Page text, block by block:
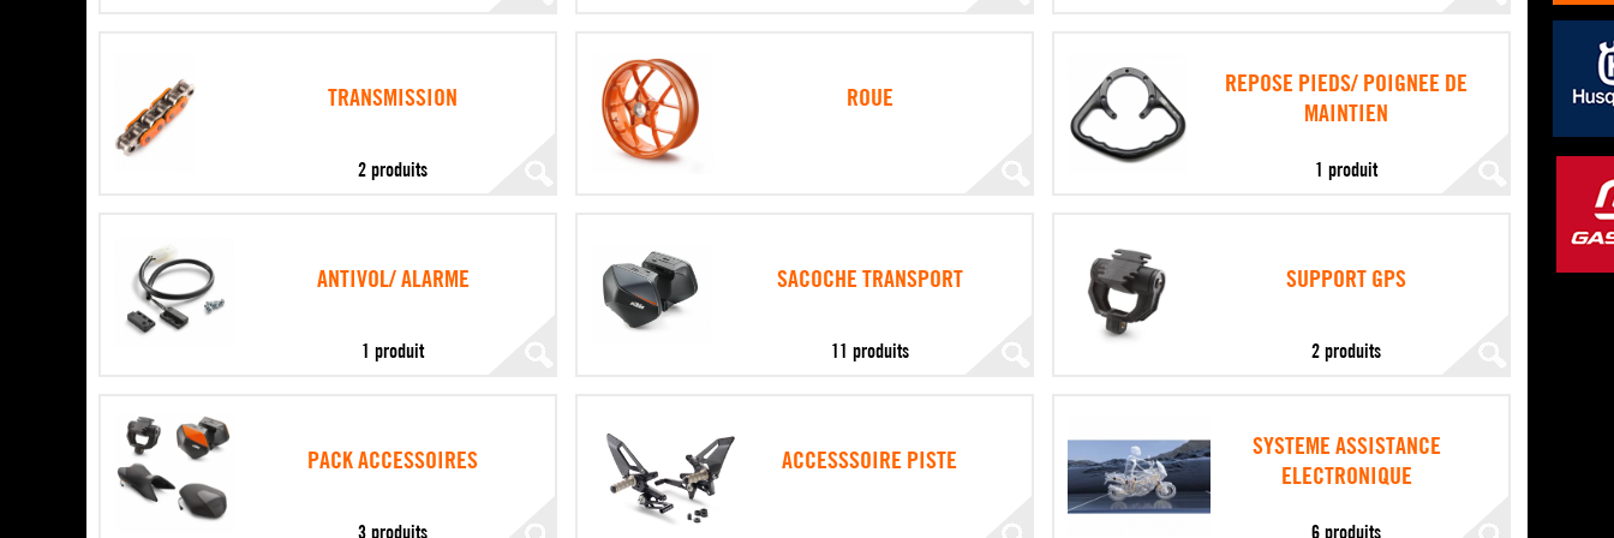
TRANSMISSION
2 produits
ROUE
REPOSE PIEDS/ POIGNEE DE
MAINTIEN
1 produit
ANTIVOL/ ALARME
1 produit
SACOCHE TRANSPORT
11 produits
SUPPORT GPS
2 produits
PACK ACCESSOIRES
3 produits
ACCESSSOIRE PISTE
SYSTEME ASSISTANCE
ELECTRONIQUE
6 produits